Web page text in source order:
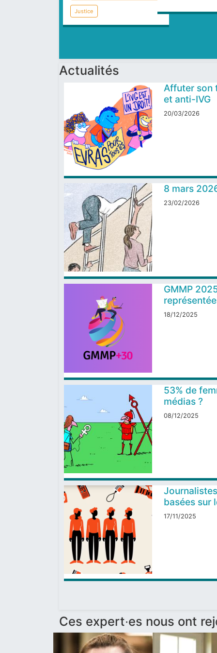
Justice
Violence
Actualités
Affuter son
et anti-IVG
20/03/2026
8 mars
23/02/2026
GMMP
18/12/2025
53% de
médias ?
08/12/2025
basées sur
17/11/2025
Ces expert∙es nous ont